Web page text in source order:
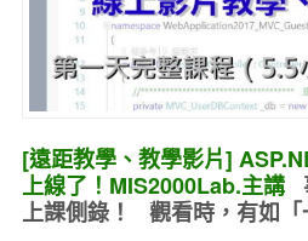
[遠距教學、教學影片]
上線了！MIS2000Lab.主講
上課側錄！ 觀看時，有如